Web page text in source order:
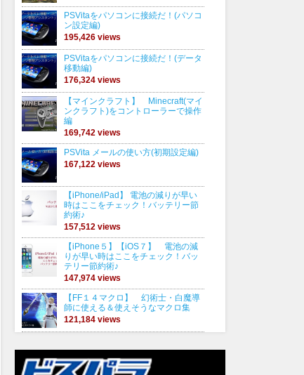
PSVitaをパソコンに接続だ！(パソコ
ン設定編)
195,426 views
PSVitaをパソコンに接続だ！(データ
移動編)
176,324 views
【マインクラフト】 Minecraft(マイ
ンクラフト)をコントローラーで操作
編
169,742 views
PSVita メールの使い方(初期設定編)
167,122 views
【iPhone/iPad】 電池の減りが早い
時はここをチェック！バッテリー節
約術♪
157,512 views
【iPhone５】【iOS７】 電池の減
りが早い時はここをチェック！バッ
テリー節約術♪
147,974 views
【FF１４マクロ】 幻術士・白魔導
師に使える＆使えそうなマクロ集
121,184 views